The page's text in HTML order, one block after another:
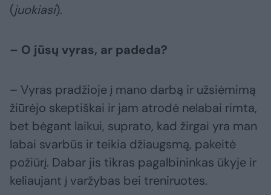
(juokiasi).
– O jūsų vyras, ar padeda?
– Vyras pradžioje į mano darbą ir užsiėmimą
žiūrėjo skeptiškai ir jam atrodė nelabai rimta,
bet bėgant laikui, suprato, kad žirgai yra man
labai svarbūs ir teikia džiaugsmą, pakeitė
požiūrį. Dabar jis tikras pagalbininkas ūkyje ir
keliaujant į varžybas bei treniruotes.